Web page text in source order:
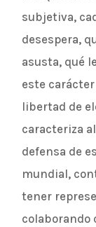
subjetiva,
desespera,
asusta, qué
este
libertad de
caracteriza
defensa de
mundial,
tener
colaborando